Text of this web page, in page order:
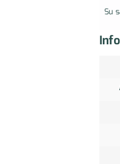
Su